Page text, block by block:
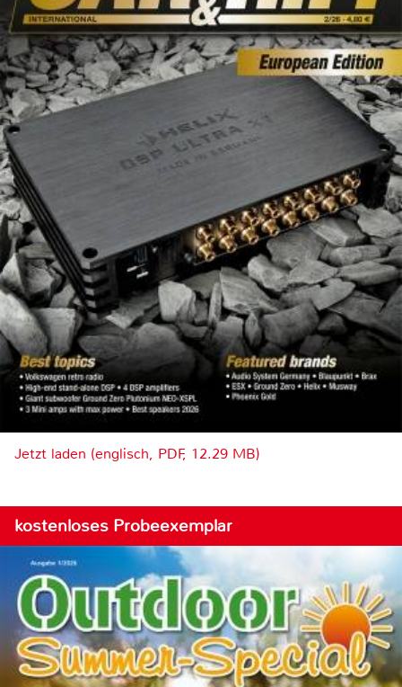
Jetzt laden (englisch, PDF, 12.29 MB)
kostenloses Probeexemplar